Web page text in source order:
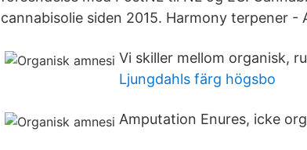
cannabisolie siden 2015. Harmony terpener -
Vi skiller mellom organisk,
Ljungdahls färg högsbo
Amputation Enures, icke